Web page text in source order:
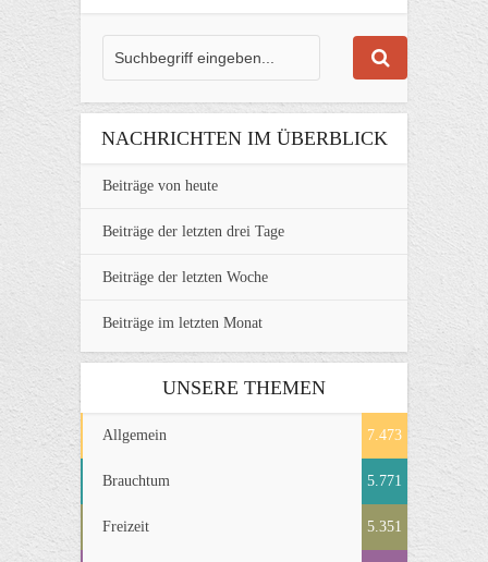
NACHRICHTEN IM ÜBERBLICK
Beiträge von heute
Beiträge der letzten drei Tage
Beiträge der letzten Woche
Beiträge im letzten Monat
UNSERE THEMEN
Allgemein 7.473
Brauchtum 5.771
Freizeit 5.351